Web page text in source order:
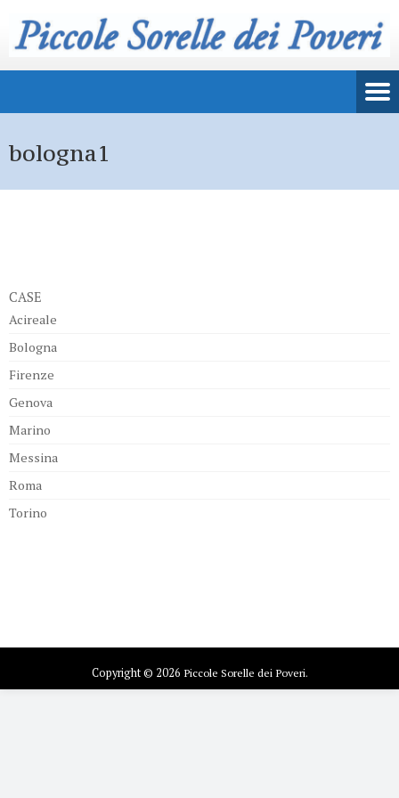
bologna1
CASE
Acireale
Bologna
Firenze
Genova
Marino
Messina
Roma
Torino
Copyright © 2026 Piccole Sorelle dei Poveri.